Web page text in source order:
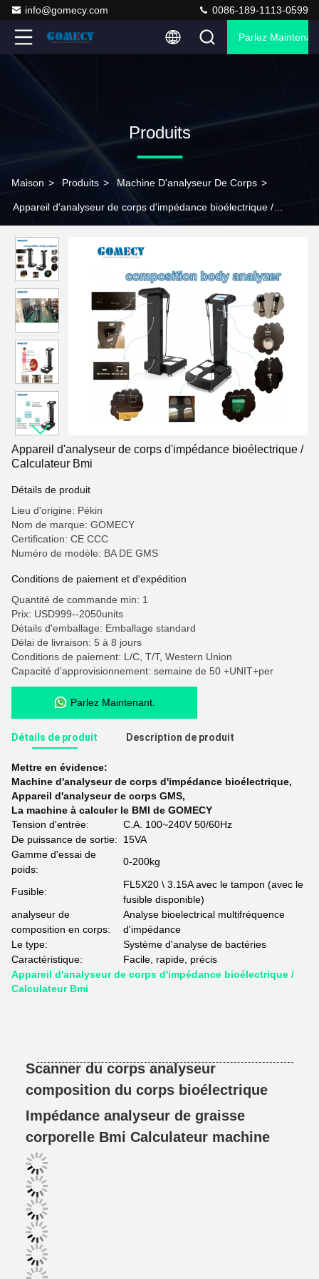
info@gomecy.com 0086-189-1113-0599
Parlez
Produits
Maison > Produits > Machine D'analyseur De Corps >
Appareil d'analyseur de corps d'impédance bioélectrique /
Appareil d'analyseur de corps d'impédance bioélectrique /
Calculateur Bmi
Détails de produit
Lieu d'origine: Pékin
Nom de marque: GOMECY
Certification: CE CCC
Numéro de modèle: BA DE GMS
Conditions de paiement et d'expédition
Quantité de commande min: 1
Prix: USD999--2050units
Détails d'emballage: Emballage standard
Délai de livraison: 5 à 8 jours
Conditions de paiement: L/C, T/T, Western Union
Capacité d'approvisionnement: semaine de 50 +UNIT+per
Parlez Maintenant.
Détails de produit Description de produit
Mettre en évidence:
Machine d'analyseur de corps d'impédance bioélectrique,
Appareil d'analyseur de corps GMS,
La machine à calculer le BMI de GOMECY
Tension d'entrée:
C.A. 100~240V 50/60Hz
De puissance de sortie:
15VA
Gamme d'essai de
poids:
0-200kg
Fusible:
FL5X20 \ 3.15A avec le tampon (avec le
fusible disponible)
analyseur de
composition en corps:
Analyse bioelectrical multifréquence
d'impédance
Le type:
Système d'analyse de bactéries
Caractéristique:
Facile, rapide, précis
Appareil d'analyseur de corps d'impédance bioélectrique /
Calculateur Bmi
Scanner du corps analyseur
composition du corps bioélectrique
Impédance analyseur de graisse
corporelle Bmi Calculateur machine